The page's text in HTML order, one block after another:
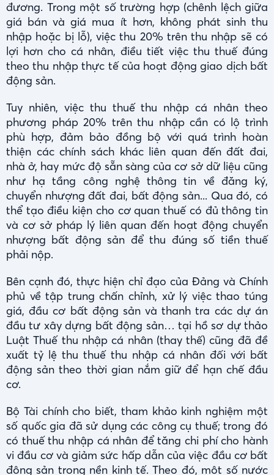
đương. Trong một số trường hợp (chênh lệch giữa
giá bán và giá mua ít hơn, không phát sinh thu
nhập hoặc bị lỗ), việc thu 20% trên thu nhập sẽ có
lợi hơn cho cá nhân, điều tiết việc thu thuế đúng
theo thu nhập thực tế của hoạt động giao dịch bất
động sản.
Tuy nhiên, việc thu thuế thu nhập cá nhân theo
phương pháp 20% trên thu nhập cần có lộ trình
phù hợp, đảm bảo đồng bộ với quá trình hoàn
thiện các chính sách khác liên quan đến đất đai,
nhà ở, hay mức độ sẵn sàng của cơ sở dữ liệu cũng
như hạ tầng công nghệ thông tin về đăng ký,
chuyển nhượng đất đai, bất động sản... Qua đó, có
thể tạo điều kiện cho cơ quan thuế có đủ thông tin
và cơ sở pháp lý liên quan đến hoạt động chuyển
nhượng bất động sản để thu đúng số tiền thuế
phải nộp.
Bên cạnh đó, thực hiện chỉ đạo của Đảng và Chính
phủ về tập trung chấn chỉnh, xử lý việc thao túng
giá, đầu cơ bất động sản và thanh tra các dự án
đầu tư xây dựng bất động sản… tại hồ sơ dự thảo
Luật Thuế thu nhập cá nhân (thay thế) cũng đã đề
xuất tỷ lệ thu thuế thu nhập cá nhân đối với bất
động sản theo thời gian nắm giữ để hạn chế đầu
cơ.
Bộ Tài chính cho biết, tham khảo kinh nghiệm một
số quốc gia đã sử dụng các công cụ thuế; trong đó
có thuế thu nhập cá nhân để tăng chi phí cho hành
vi đầu cơ và giảm sức hấp dẫn của việc đầu cơ bất
động sản trong nền kinh tế. Theo đó, một số nước